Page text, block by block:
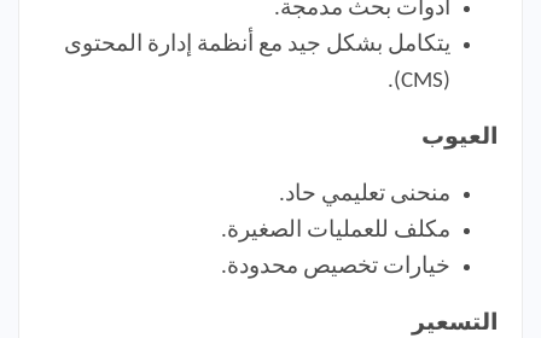
أدوات بحث مدمجة.
يتكامل بشكل جيد مع أنظمة إدارة المحتوى
(CMS).
العيوب
منحنى تعليمي حاد.
مكلف للعمليات الصغيرة.
خيارات تخصيص محدودة.
التسعير